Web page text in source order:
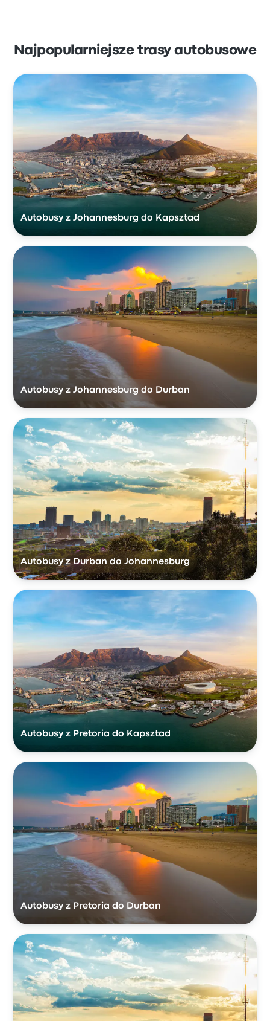
Najpopularniejsze trasy autobusowe
Autobusy z Johannesburg do Kapsztad
Autobusy z Johannesburg do Durban
Autobusy z Durban do Johannesburg
Autobusy z Pretoria do Kapsztad
Autobusy z Pretoria do Durban